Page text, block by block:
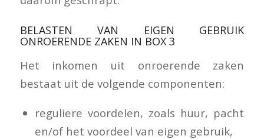
BELASTEN VAN EIGEN GEBRUIK
ONROERENDE ZAKEN IN BOX 3
Het inkomen uit onroerende zaken
bestaat uit de volgende componenten:
reguliere voordelen, zoals huur, pacht
en/of het voordeel van eigen gebruik,